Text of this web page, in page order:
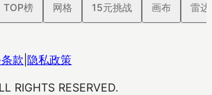
TOP榜 网格 15元挑战 画布 雷达
款 隐私政策
RIGHTS RESERVED.